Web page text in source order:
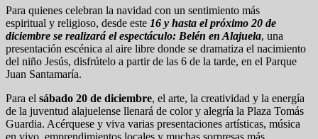
Para quienes celebran la navidad con un sentimiento más
espiritual y religioso, desde este 16 y hasta el próximo 20 de
diciembre se realizará el espectáculo: Belén en Alajuela, una
presentación escénica al aire libre donde se dramatiza el nacimiento
del niño Jesús, disfrútelo a partir de las 6 de la tarde, en el Parque
Juan Santamaría.
Para el sábado 20 de diciembre, el arte, la creatividad y la energía
de la juventud alajuelense llenará de color y alegría la Plaza Tomás
Guardia. Acérquese y viva varias presentaciones artísticas, música